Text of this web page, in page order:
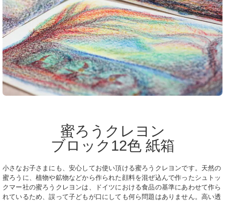
蜜ろうクレヨン
ブロック12色 紙箱
小さなお子さまにも、安心してお使い頂ける蜜ろうクレヨンです。天然の
蜜ろうに、植物や鉱物などから作られた顔料を混ぜ込んで作ったシュトッ
クマー社の蜜ろうクレヨンは、ドイツにおける食品の基準にあわせて作ら
れているため、誤って子どもが口にしても何ら問題はありません。高い透